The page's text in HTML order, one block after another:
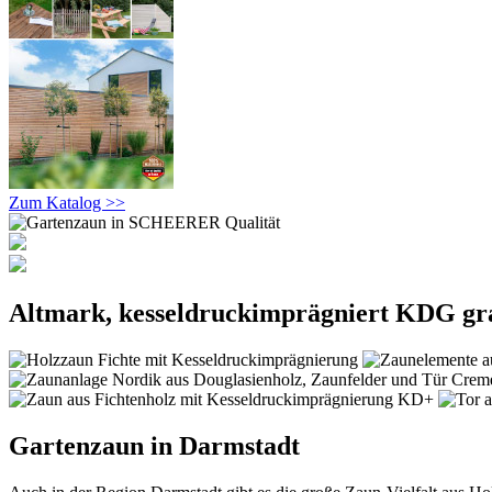
Zum Katalog >>
Altmark, kesseldruckimprägniert KDG
Gartenzaun in Darmstadt